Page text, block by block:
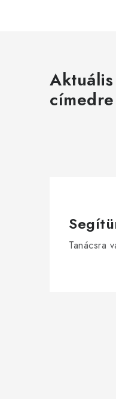
címedre
Tanácsra